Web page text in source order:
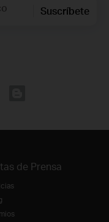
Suscríbete
de Prensa